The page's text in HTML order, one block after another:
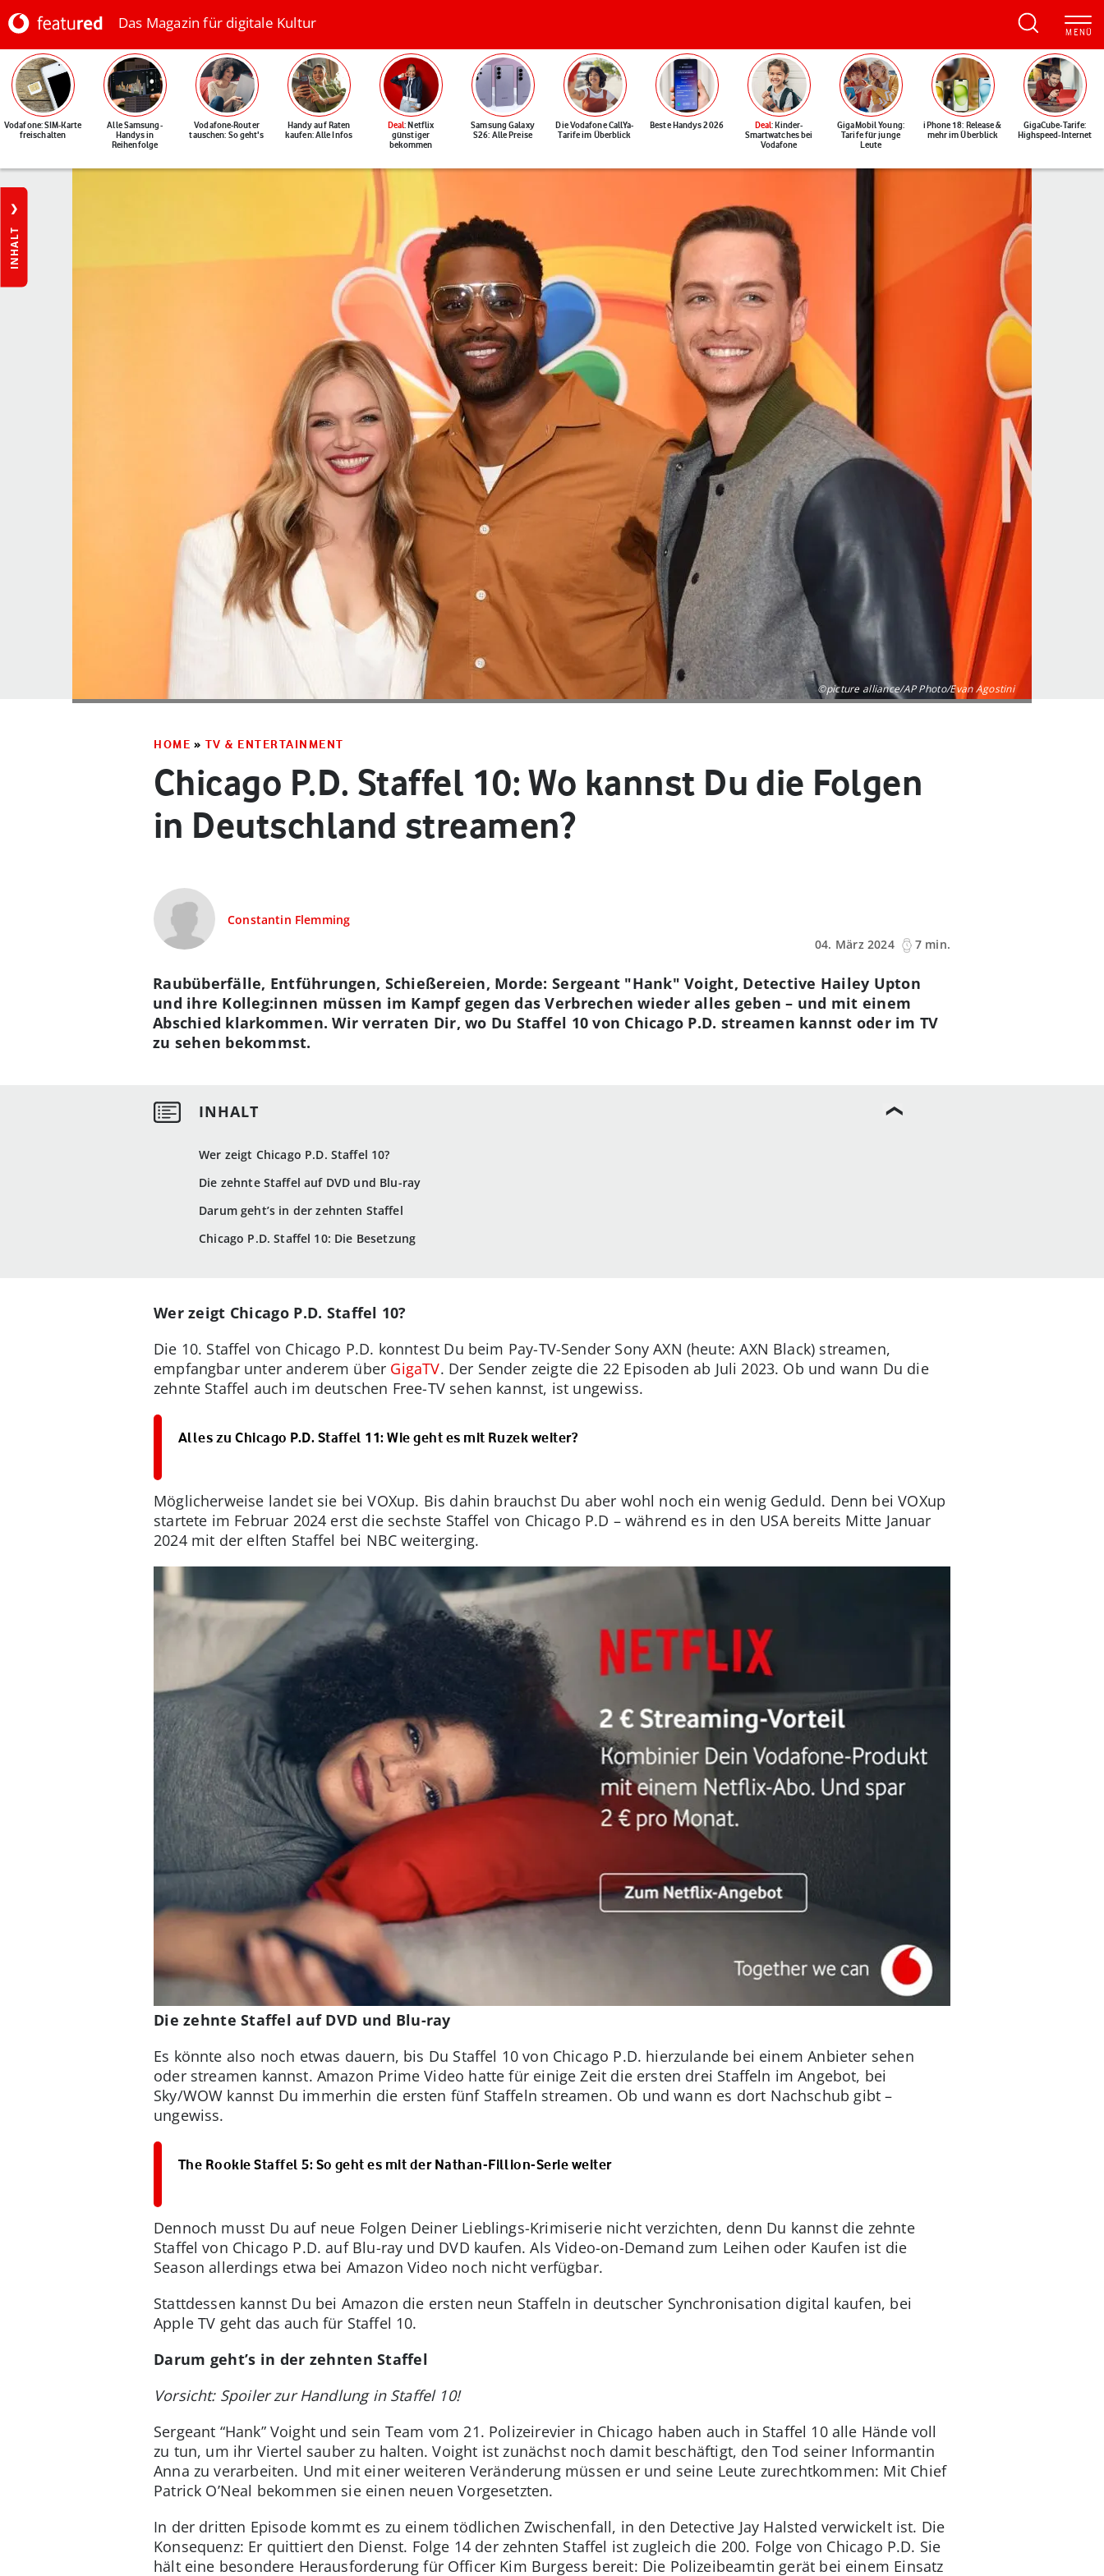
Das Magazin für digitale Kultur
Vodafone: SIM-Karte
freischalten
Alle Samsung-
Handys in
Reihenfolge
Vodafone-Router
tauschen: So geht's
Handy auf Raten
kaufen: Alle Infos
Deal: Netflix
günstiger
bekommen
Samsung Galaxy
S26: Alle Preise
Die Vodafone CallYa-
Tarife im Überblick
Beste Handys 2026 Deal: Kinder-
Smartwatches bei
Vodafone
GigaMobil Young:
Tarife für junge
Leute
iPhone 18: Release &
mehr im Überblick
GigaCube-Tarife:
Highspeed-Internet
INHALT
©picture alliance/AP Photo/Evan Agostini
HOME » TV & ENTERTAINMENT
Chicago P.D. Staffel 10: Wo kannst Du die Folgen
in Deutschland streamen?
Constantin Flemming
04. März 2024
7 min.
Wer zeigt Chicago P.D. Staffel 10?
Die zehnte Staffel auf DVD und Blu-ray
Darum geht’s in der zehnten Staffel
Chicago P.D. Staffel 10: Die Besetzung
Raubüberfälle, Entführungen, Schießereien, Morde: Sergeant "Hank" Voight, Detective Hailey Upton
und ihre Kolleg:innen müssen im Kampf gegen das Verbrechen wieder alles geben– und mit einem
Abschied klarkommen. Wir verraten Dir, wo Du Staffel 10 von Chicago P.D. streamen kannst oder im TV
zu sehen bekommst.
Wer zeigt Chicago P.D. Staffel 10?
Die 10. Staffel von Chicago P.D. konntest Du beim Pay-TV-Sender Sony AXN (heute: AXN Black) streamen,
empfangbar unter anderem über GigaTV. Der Sender zeigte die 22 Episoden ab Juli 2023. Ob und wann Du die
zehnte Staffel auch im deutschen Free-TV sehen kannst, ist ungewiss.
Alles zu Chicago P.D. Staffel 11: Wie geht es mit Ruzek weiter?
Möglicherweise landet sie bei VOXup. Bis dahin brauchst Du aber wohl noch ein wenig Geduld. Denn bei VOXup
startete im Februar 2024 erst die sechste Staffel von Chicago P.D – während es in den USA bereits Mitte Januar
2024 mit der elften Staffel bei NBC weiterging.
Die zehnte Staffel auf DVD und Blu-ray
Es könnte also noch etwas dauern, bis Du Staffel 10 von Chicago P.D. hierzulande bei einem Anbieter sehen
oder streamen kannst. Amazon Prime Video hatte für einige Zeit die ersten drei Staffeln im Angebot, bei
Sky/WOW kannst Du immerhin die ersten fünf Staffeln streamen. Ob und wann es dort Nachschub gibt –
ungewiss.
The Rookie Staffel 5: So geht es mit der Nathan-Fillion-Serie weiter
Dennoch musst Du auf neue Folgen Deiner Lieblings-Krimiserie nicht verzichten, denn Du kannst die zehnte
Staffel von Chicago P.D. auf Blu-ray und DVD kaufen. Als Video-on-Demand zum Leihen oder Kaufen ist die
Season allerdings etwa bei Amazon Video noch nicht verfügbar.
Stattdessen kannst Du bei Amazon die ersten neun Staffeln in deutscher Synchronisation digital kaufen, bei
Apple TV geht das auch für Staffel 10.
Darum geht’s in der zehnten Staffel
Vorsicht: Spoiler zur Handlung in Staffel 10!
Sergeant “Hank” Voight und sein Team vom 21. Polizeirevier in Chicago haben auch in Staffel 10 alle Hände voll
zu tun, um ihr Viertel sauber zu halten. Voight ist zunächst noch damit beschäftigt, den Tod seiner Informantin
Anna zu verarbeiten. Und mit einer weiteren Veränderung müssen er und seine Leute zurechtkommen: Mit Chief
Patrick O’Neal bekommen sie einen neuen Vorgesetzten.
In der dritten Episode kommt es zu einem tödlichen Zwischenfall, in den Detective Jay Halsted verwickelt ist. Die
Konsequenz: Er quittiert den Dienst. Folge 14 der zehnten Staffel ist zugleich die 200. Folge von Chicago P.D. Sie
hält eine besondere Herausforderung für Officer Kim Burgess bereit: Die Polizeibeamtin gerät bei einem Einsatz